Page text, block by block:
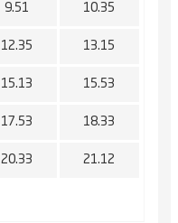
9.51 10.35
12.35 13.15
15.13 15.53
17.53 18.33
20.33 21.12